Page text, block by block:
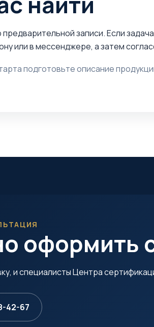
записи. Если
или в мессенджере, а затем
подготовьте описание
оформить
и специалисты Центра
42-67